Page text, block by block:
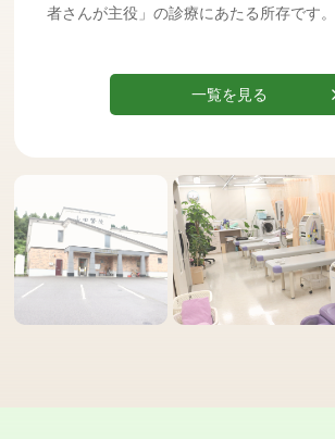
者さんが主役」の診療にあたる所存です。
一覧を見る